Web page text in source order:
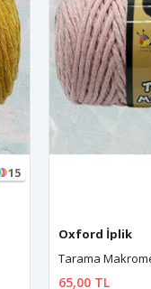
15
Oxford İplik
Tarama
65,00 TL